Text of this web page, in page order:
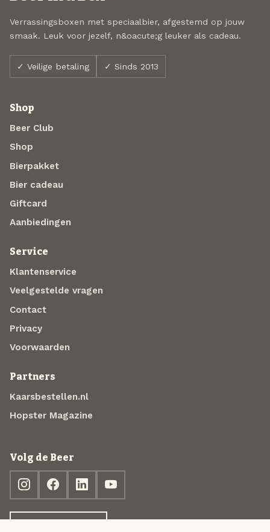
Verrassingsboxen met speciaalbier, afgestemd op jouw
smaak. Leuk voor jezelf, n&oacute;g leuker als cadeau.
✓ Veilige betaling ✓ Sinds 2013
Shop
Beer Club
Shop
Bierpakket
Bier cadeau
Giftcard
Aanbiedingen
Service
Klantenservice
Veelgestelde vragen
Contact
Privacy
Voorwaarden
Partners
Kaarsbestellen.nl
Hopster Magazine
Volg de Beer